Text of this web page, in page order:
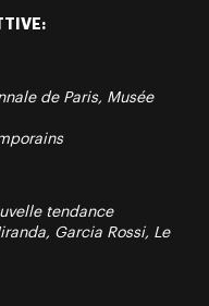
de Paris, Musée
tendance
Garcia Rossi, Le